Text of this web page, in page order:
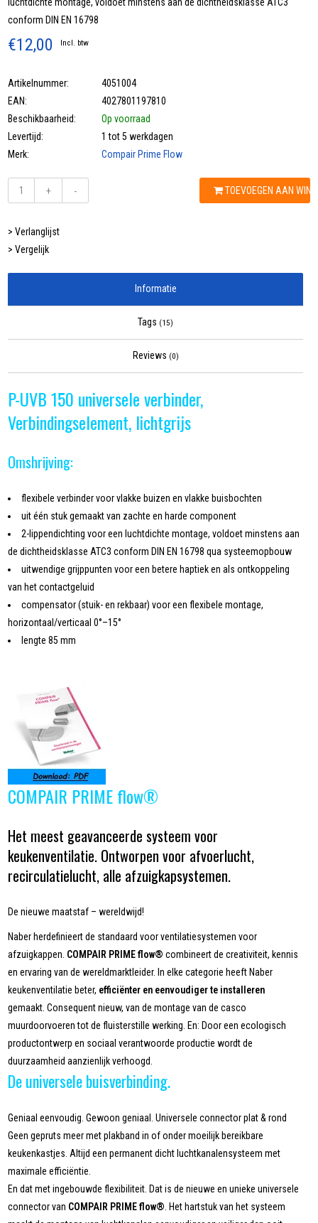
luchtdichte montage, voldoet minstens aan de dichtheidsklasse ATC3
conform DIN EN 16798
€12,00 Incl. btw
Artikelnummer:
4051004
EAN:
4027801197810
Beschikbaarheid:
Op voorraad
Levertijd:
1 tot 5 werkdagen
Merk:
Compair Prime Flow
+ - TOEVOEGEN AAN
> Verlanglijst
> Vergelijk
Informatie
Tags (15)
Reviews (0)
P-UVB 150 universele verbinder,
Verbindingselement, lichtgrijs
Omshrijving:
flexibele verbinder voor vlakke buizen en vlakke buisbochten
uit één stuk gemaakt van zachte en harde component
2-lippendichting voor een luchtdichte montage, voldoet minstens aan
de dichtheidsklasse ATC3 conform DIN EN 16798 qua systeemopbouw
uitwendige grijppunten voor een betere haptiek en als ontkoppeling
van het contactgeluid
compensator (stuik- en rekbaar) voor een flexibele montage,
horizontaal/verticaal 0°–15°
lengte 85 mm
COMPAIR PRIME flow®
Het meest geavanceerde systeem voor
keukenventilatie. Ontworpen voor afvoerlucht,
recirculatielucht, alle afzuigkapsystemen.
De nieuwe maatstaf – wereldwijd!
Naber herdefinieert de standaard voor ventilatiesystemen voor
afzuigkappen. COMPAIR PRIME flow® combineert de creativiteit, kennis
en ervaring van de wereldmarktleider. In elke categorie heeft Naber
keukenventilatie beter, efficiënter en eenvoudiger te installeren
gemaakt. Consequent nieuw, van de montage van de casco
muurdoorvoeren tot de fluisterstille werking. En: Door een ecologisch
productontwerp en sociaal verantwoorde productie wordt de
duurzaamheid aanzienlijk verhoogd.
De universele buisverbinding.
Geniaal eenvoudig. Gewoon geniaal. Universele connector plat & rond
Geen gepruts meer met plakband in of onder moeilijk bereikbare
keukenkastjes. Altijd een permanent dicht luchtkanalensysteem met
maximale efficiëntie.
En dat met ingebouwde flexibiliteit. Dat is de nieuwe en unieke universele
connector van COMPAIR PRIME flow®. Het hartstuk van het systeem